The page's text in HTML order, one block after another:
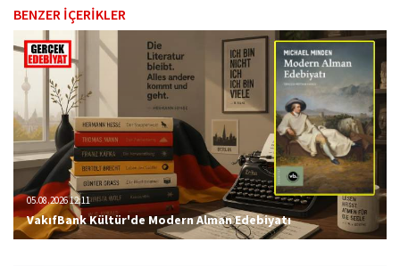
BENZER İÇERİKLER
05.08.2026 12:11
VakıfBank Kültür'de Modern Alman Edebiyatı